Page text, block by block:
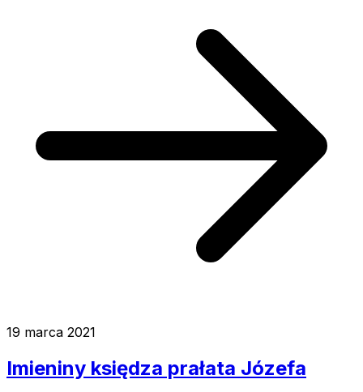
19 marca 2021
Imieniny księdza prałata Józefa